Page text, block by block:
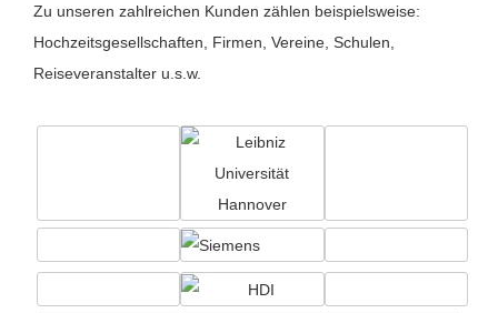
Zu unseren zahlreichen Kunden zählen beispielsweise:
Hochzeitsgesellschaften, Firmen, Vereine, Schulen,
Reiseveranstalter u.s.w.